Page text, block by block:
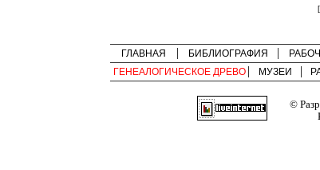
[
ГЛАВНАЯ БИБЛИОГРАФИЯ
ГЕНЕАЛОГИЧЕСКОЕ ДРЕВО
МУЗЕИ
©